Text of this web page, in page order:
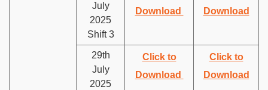
July
2025
Shift 3
Download
Download
29th
July
2025
Click to
Download
Click to
Download